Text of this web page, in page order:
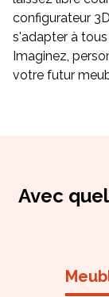
configurateur
s'adapter à
Imaginez,
votre futur
Avec